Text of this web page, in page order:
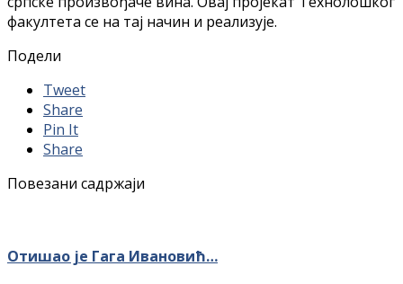
факултета се на тај начин и реализује.
Подели
Tweet
Share
Pin It
Share
Повезани садржаји
Отишао је Гага Ивановић…